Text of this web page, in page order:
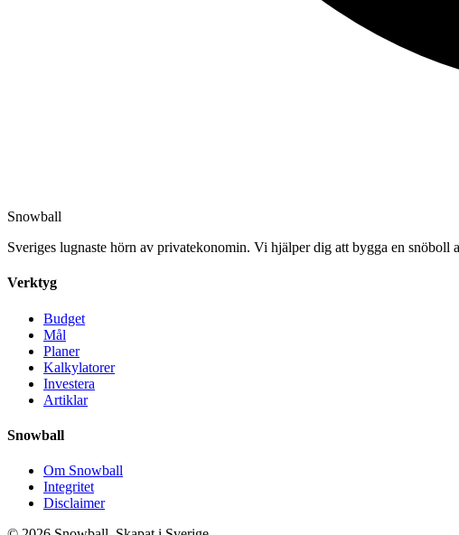
Snowball
Sveriges lugnaste hörn av privatekonomin. Vi hjälper dig att bygga en
Verktyg
Budget
Mål
Planer
Kalkylatorer
Investera
Artiklar
Snowball
Om Snowball
Integritet
Disclaimer